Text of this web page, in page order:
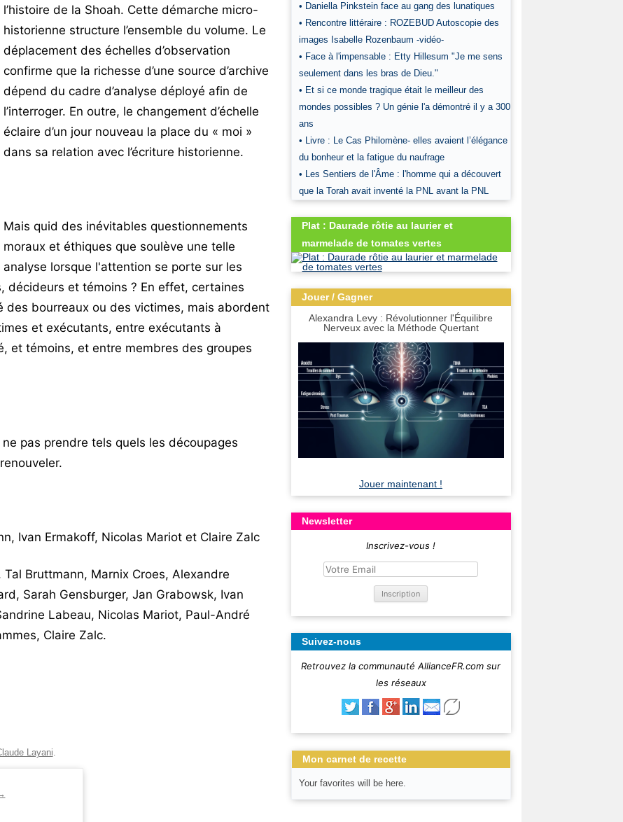
l’histoire de la Shoah. Cette démarche micro-
historienne structure l’ensemble du volume. Le
déplacement des échelles d’observation
confirme que la richesse d’une source d’archive
dépend du cadre d’analyse déployé afin de
l’interroger. En outre, le changement d’échelle
éclaire d’un jour nouveau la place du « moi »
dans sa relation avec l’écriture historienne.
Mais quid des inévitables questionnements
moraux et éthiques que soulève une telle
analyse lorsque l'attention se porte sur les
décideurs et témoins ? En effet, certaines
des bourreaux ou des victimes, mais abordent
et exécutants, entre exécutants à
et témoins, et entre membres des groupes
pas prendre tels quels les découpages
Ivan Ermakoff, Nicolas Mariot et Claire Zalc
Bruttmann, Marnix Croes, Alexandre
Sarah Gensburger, Jan Grabowsk, Ivan
Labeau, Nicolas Mariot, Paul-André
Claire Zalc.
Layani.
• Daniella Pinkstein face au gang des lunatiques
• Rencontre littéraire : ROZEBUD Autoscopie des
images Isabelle Rozenbaum -vidéo-
• Face à l'impensable : Etty Hillesum "Je me sens
seulement dans les bras de Dieu."
• Et si ce monde tragique était le meilleur des
mondes possibles ? Un génie l'a démontré il y a 300
ans
• Livre : Le Cas Philomène- elles avaient l’élégance
du bonheur et la fatigue du naufrage
• Les Sentiers de l'Âme : l'homme qui a découvert
que la Torah avait inventé la PNL avant la PNL
Plat : Daurade rôtie au laurier et
marmelade de tomates vertes
Jouer / Gagner
Alexandra Levy : Révolutionner l'Équilibre
Nerveux avec la Méthode Quertant
Jouer maintenant !
Newsletter
Inscrivez-vous !
Suivez-nous
Retrouvez la communauté AllianceFR.com sur
les réseaux
Mon carnet de recette
Your favorites will be here.